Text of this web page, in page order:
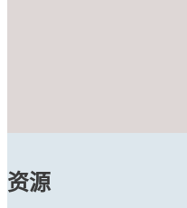
资源